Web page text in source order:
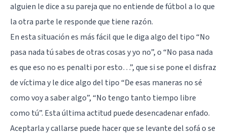
alguien le dice a su pareja que no entiende de fútbol a lo que
la otra parte le responde que tiene razón.
En esta situación es más fácil que le diga algo del tipo “No
pasa nada tú sabes de otras cosas y yo no”, o “No pasa nada
es que eso no es penalti por esto…”, que si se pone el disfraz
de víctima y le dice algo del tipo “De esas maneras no sé
como voy a saber algo”, “No tengo tanto tiempo libre
como tú”. Esta última actitud puede desencadenar enfado.
Aceptarla y callarse puede hacer que se levante del sofá o se